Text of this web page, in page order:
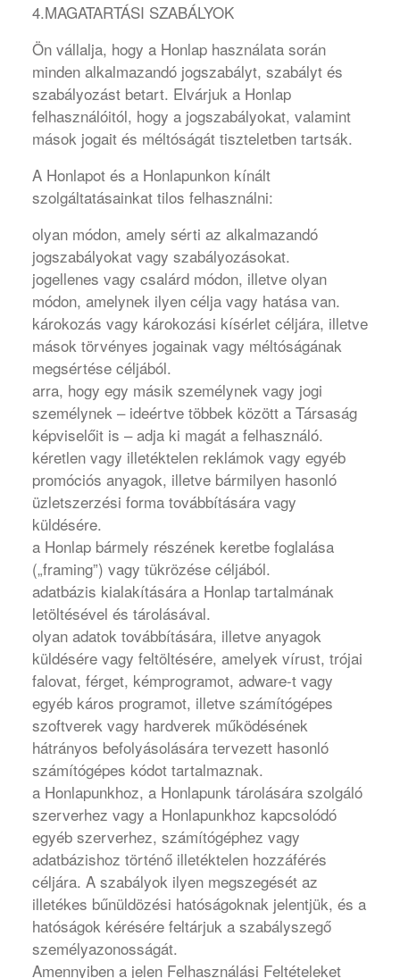
4.MAGATARTÁSI SZABÁLYOK
Ön vállalja, hogy a Honlap használata során
minden alkalmazandó jogszabályt, szabályt és
szabályozást betart. Elvárjuk a Honlap
felhasználóitól, hogy a jogszabályokat, valamint
mások jogait és méltóságát tiszteletben tartsák.
A Honlapot és a Honlapunkon kínált
szolgáltatásainkat tilos felhasználni:
olyan módon, amely sérti az alkalmazandó
jogszabályokat vagy szabályozásokat.
jogellenes vagy csalárd módon, illetve olyan
módon, amelynek ilyen célja vagy hatása van.
károkozás vagy károkozási kísérlet céljára, illetve
mások törvényes jogainak vagy méltóságának
megsértése céljából.
arra, hogy egy másik személynek vagy jogi
személynek – ideértve többek között a Társaság
képviselőit is – adja ki magát a felhasználó.
kéretlen vagy illetéktelen reklámok vagy egyéb
promóciós anyagok, illetve bármilyen hasonló
üzletszerzési forma továbbítására vagy
küldésére.
a Honlap bármely részének keretbe foglalása
(„framing”) vagy tükrözése céljából.
adatbázis kialakítására a Honlap tartalmának
letöltésével és tárolásával.
olyan adatok továbbítására, illetve anyagok
küldésére vagy feltöltésére, amelyek vírust, trójai
falovat, férget, kémprogramot, adware-t vagy
egyéb káros programot, illetve számítógépes
szoftverek vagy hardverek működésének
hátrányos befolyásolására tervezett hasonló
számítógépes kódot tartalmaznak.
a Honlapunkhoz, a Honlapunk tárolására szolgáló
szerverhez vagy a Honlapunkhoz kapcsolódó
egyéb szerverhez, számítógéphez vagy
adatbázishoz történő illetéktelen hozzáférés
céljára. A szabályok ilyen megszegését az
illetékes bűnüldözési hatóságoknak jelentjük, és a
hatóságok kérésére feltárjuk a szabályszegő
személyazonosságát.
Amennyiben a jelen Felhasználási Feltételeket